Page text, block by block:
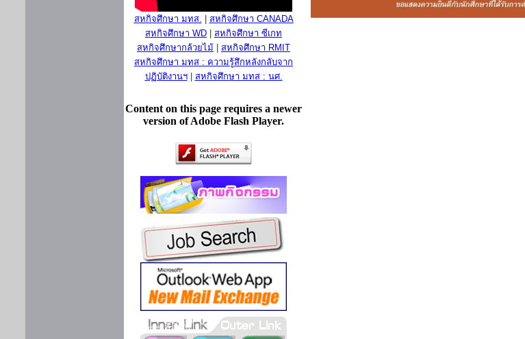
สหกิจศึกษา มทส.
สหกิจศึกษา CANADA
สหกิจศึกษา WD
สหกิจศึกษา ซีเกท
สหกิจศึกษากล้วยไม้
สหกิจศึกษา RMIT
สหกิจศึกษา มทส : ความรู้สึกหลังกลับจาก
ปฏิบัติงานฯ| สหกิจศึกษา มทส : นศ.
Content on this page requires a newer
version of Adobe Flash Player.